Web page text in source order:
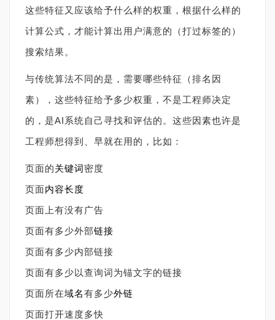
这些特征又应该给予什么样的权重，根据什么样的
计算公式，才能计算出用户满意的（打过标签的）
搜索结果。
与传统算法不同的是，需要哪些特征（排名因
素），这些特征给予多少权重，不是工程师决定
的，是AI系统自己寻找和评估的。这些因素也许是
工程师想得到、早就在用的，比如：
页面的关键词密度
页面内容长度
页面上有没有广告
页面有多少外部链接
页面有多少内部链接
页面有多少以查询词为锚文字的链接
页面所在域名有多少外链
页面打开速度多快